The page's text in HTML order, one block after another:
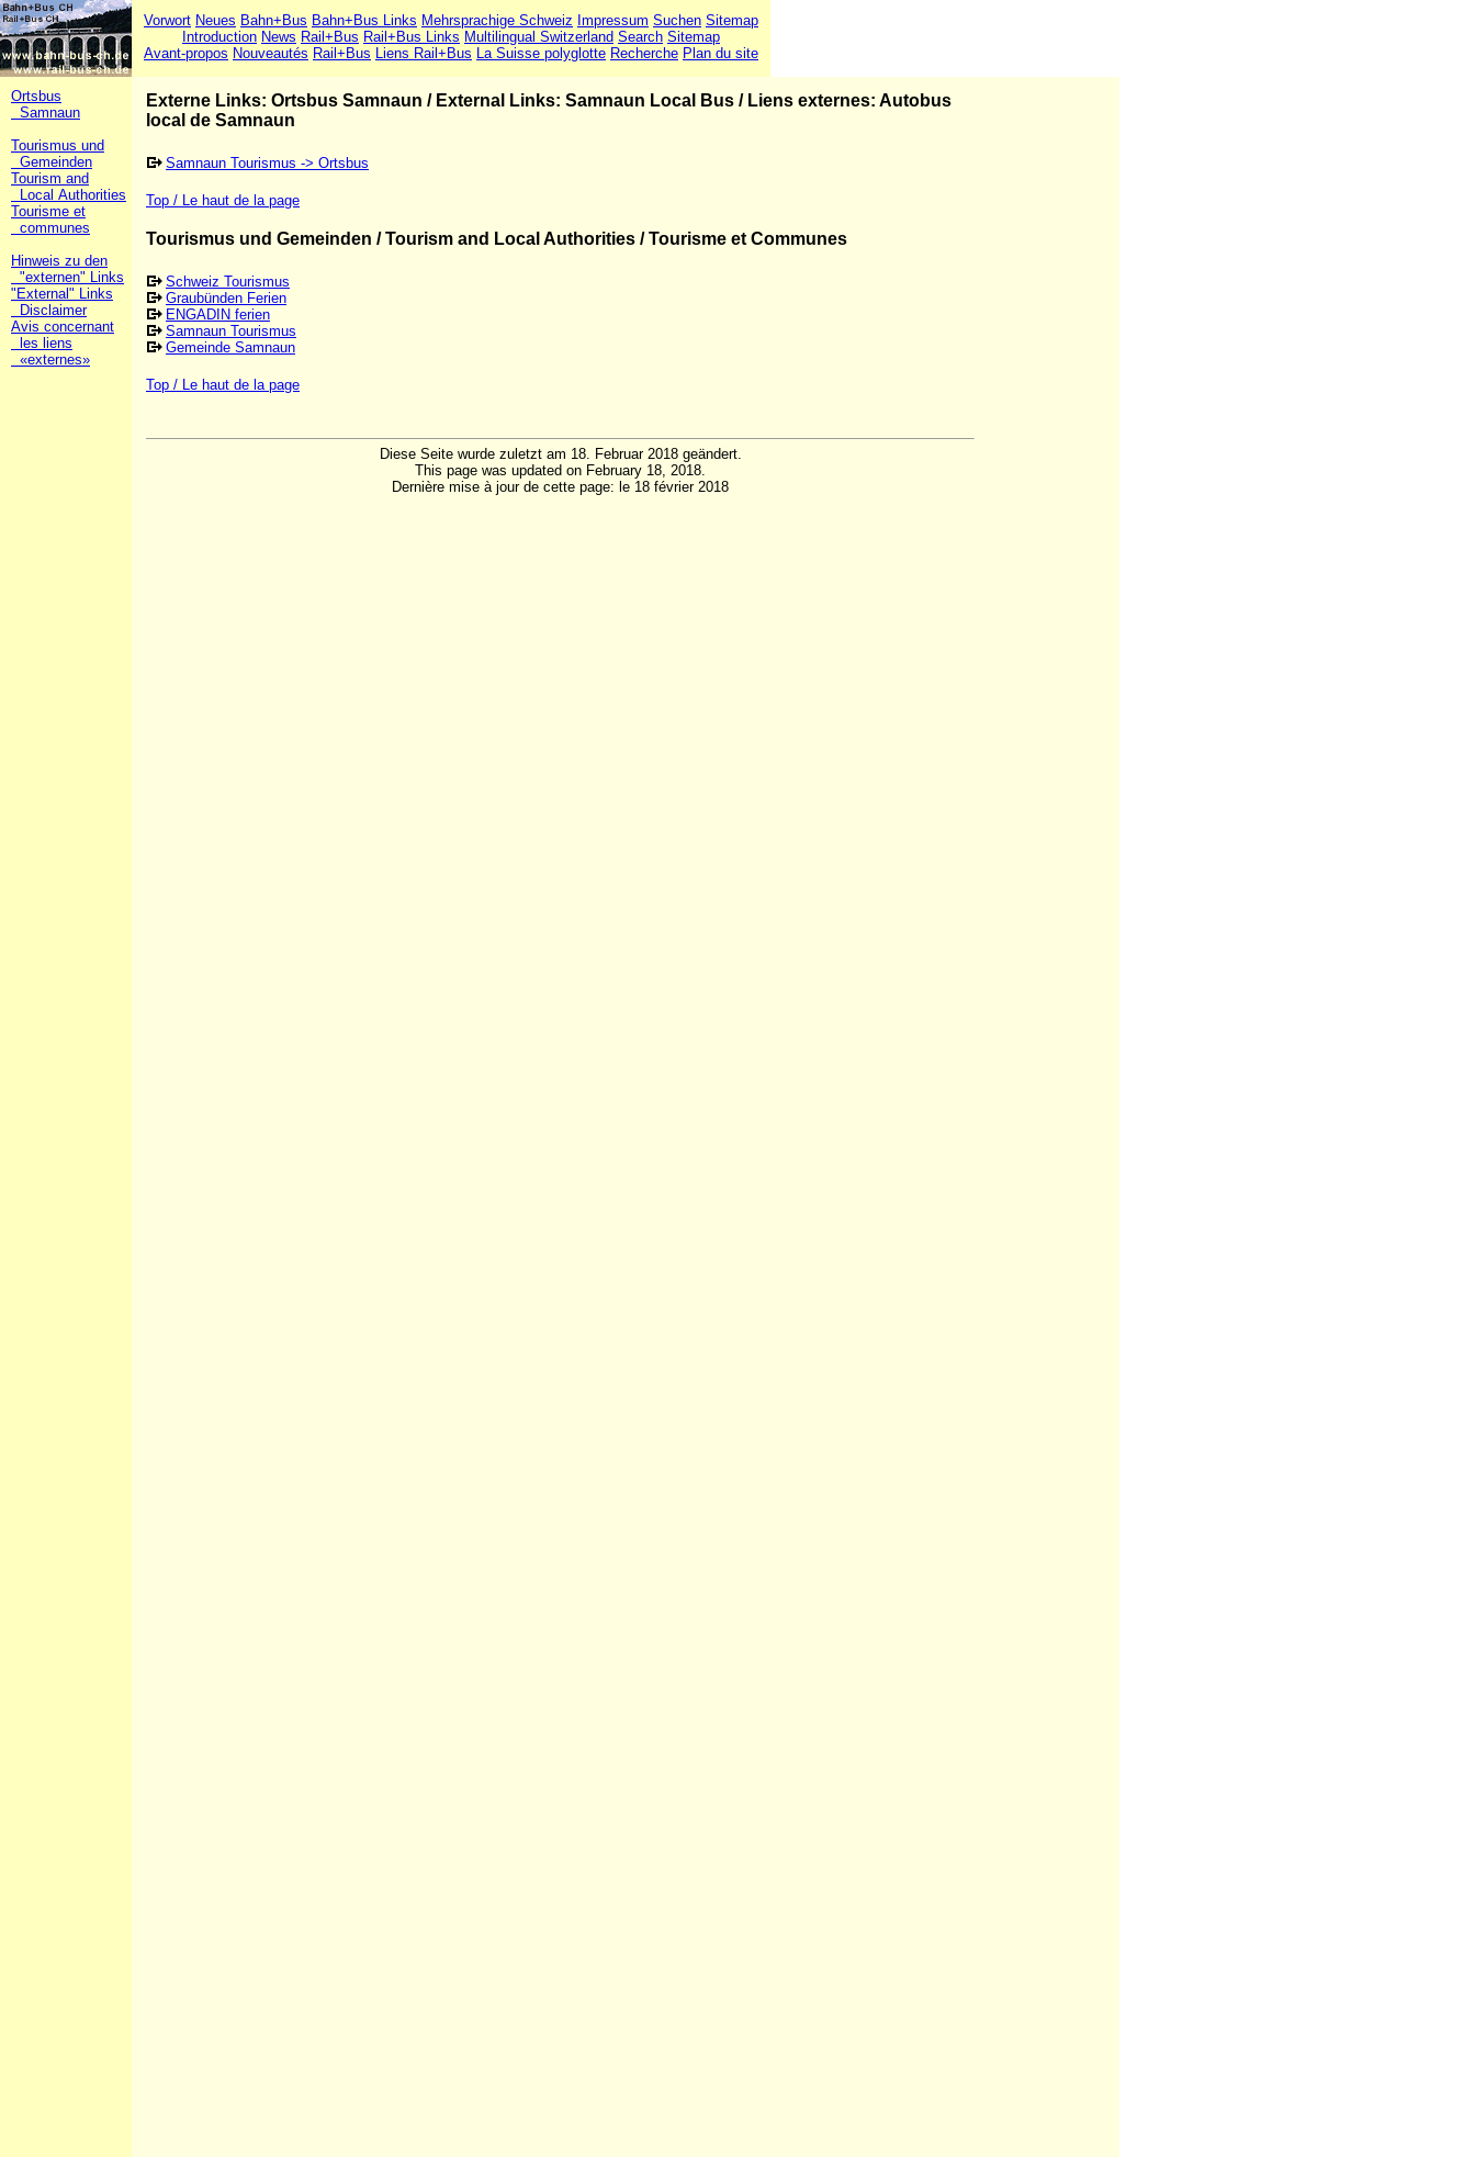
Vorwort Neues Bahn+Bus Bahn+Bus Links Mehrsprachige Schweiz Impressum Suchen Sitemap
Introduction News Rail+Bus Rail+Bus Links Multilingual Switzerland Search Sitemap
Avant-propos Nouveautés Rail+Bus Liens Rail+Bus La Suisse polyglotte Recherche Plan du site
Ortsbus
Samnaun
Tourismus und
Gemeinden
Tourism and
Local Authorities
Tourisme et
communes
Hinweis zu den
"externen" Links
"External" Links
Disclaimer
Avis concernant
les liens
«externes»
Externe Links: Ortsbus Samnaun / External Links: Samnaun Local Bus / Liens externes: Autobus
local de Samnaun
Samnaun Tourismus -> Ortsbus
Top / Le haut de la page
Tourismus und Gemeinden / Tourism and Local Authorities / Tourisme et Communes
Schweiz Tourismus
Graubünden Ferien
ENGADIN ferien
Samnaun Tourismus
Gemeinde Samnaun
Top / Le haut de la page
Diese Seite wurde zuletzt am 18. Februar 2018 geändert.
This page was updated on February 18, 2018.
Dernière mise à jour de cette page: le 18 février 2018